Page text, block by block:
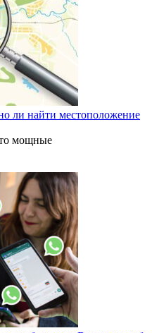
ли найти местоположение
мощные